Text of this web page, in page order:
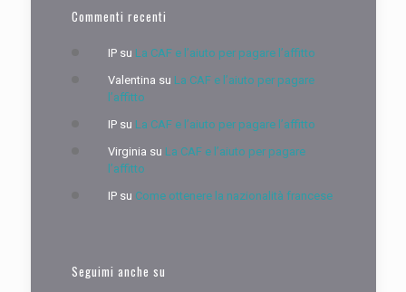
Commenti recenti
IPsu La CAF e l’aiuto per pagare l’affitto
Valentina su La CAF e l’aiuto per pagare
l’affitto
IPsu La CAF e l’aiuto per pagare l’affitto
Virginia su La CAF e l’aiuto per pagare
l’affitto
IPsu Come ottenere la nazionalità francese
Seguimi anche su